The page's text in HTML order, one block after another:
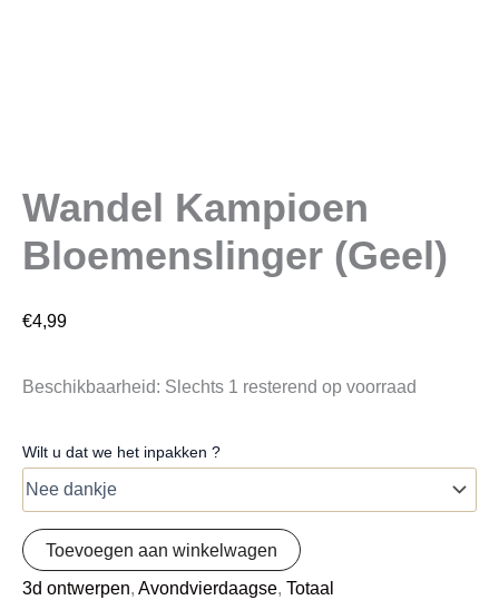
Wandel Kampioen
Bloemenslinger (Geel)
€4,99
Beschikbaarheid: Slechts 1 resterend op voorraad
Wilt u dat we het inpakken ?
Toevoegen aan winkelwagen
3d ontwerpen, Avondvierdaagse, Totaal